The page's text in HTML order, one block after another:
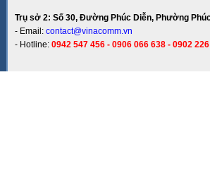
Trụ sở 2: Số 30, Đường Phúc Diễn, Phường
- Email: contact@vinacomm.vn
- Hotline: 0942 547 456 - 0906 066 638 - 0902